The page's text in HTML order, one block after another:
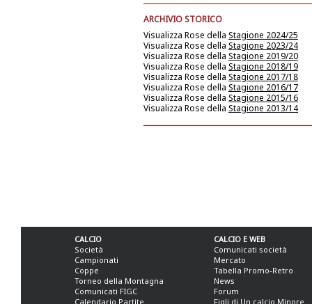
ARCHIVIO STORICO
Visualizza Rose della Stagione 2024/25
Visualizza Rose della Stagione 2023/24
Visualizza Rose della Stagione 2019/20
Visualizza Rose della Stagione 2018/19
Visualizza Rose della Stagione 2017/18
Visualizza Rose della Stagione 2016/17
Visualizza Rose della Stagione 2015/16
Visualizza Rose della Stagione 2013/14
CALCIO
Società
Campionati
Coppe
Torneo della Montagna
Comunicati FIGC
Calendario Partite
CALCIO E WEB
Comunicati società
Mercato
Tabella Promo-Retro
News
Forum
Figli di Un calcio Minore